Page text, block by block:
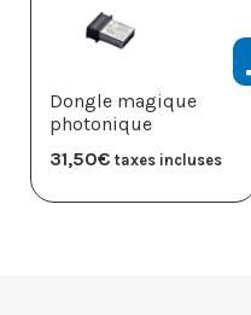
Dongle magique
photonique
31,50€ taxes incluses